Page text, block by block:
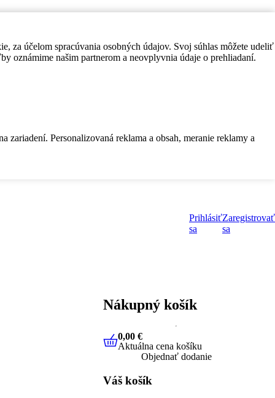
za účelom spracúvania osobných údajov. Svoj súhlas môžete udeliť
oznámime našim partnerom a neovplyvnia údaje o prehliadaní.
Personalizovaná reklama a obsah, meranie reklamy a
Prihlásiť
sa
Zaregistrovať
sa
Nákupný košík
0,00 €Aktuálna cena košíku
0,00 €
Aktuálna cena košíku
Objednať dodanie
Váš košík